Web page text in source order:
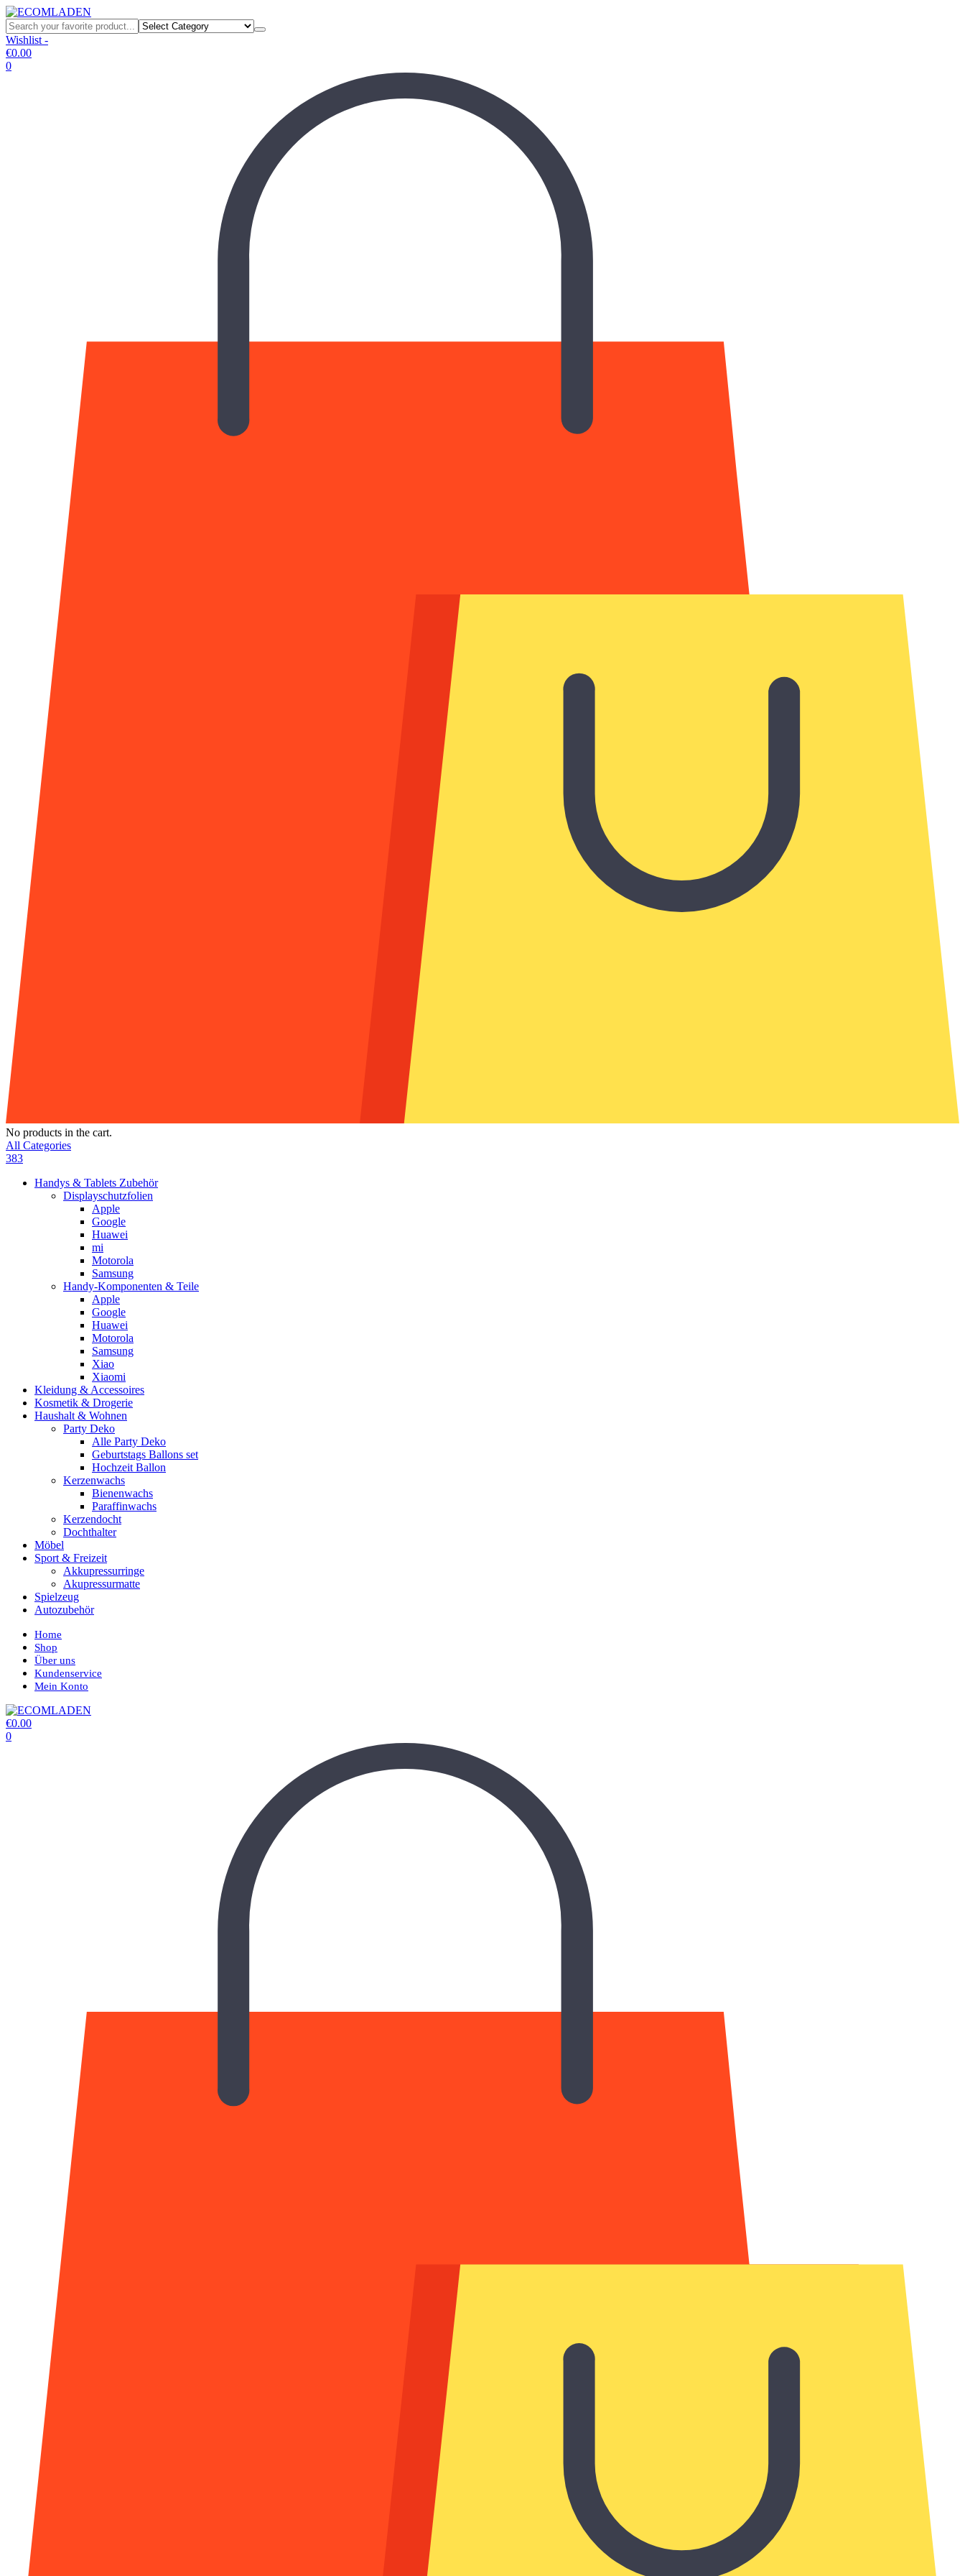
Wishlist -
€0.00
0
No products in the cart.
All Categories
383
Handys & Tablets Zubehör
Displayschutzfolien
Apple
Google
Huawei
mi
Motorola
Samsung
Handy-Komponenten & Teile
Apple
Google
Huawei
Motorola
Samsung
Xiao
Xiaomi
Kleidung & Accessoires
Kosmetik & Drogerie
Haushalt & Wohnen
Party Deko
Alle Party Deko
Geburtstags Ballons set
Hochzeit Ballon
Kerzenwachs
Bienenwachs
Paraffinwachs
Kerzendocht
Dochthalter
Möbel
Sport & Freizeit
Akkupressurringe
Akupressurmatte
Spielzeug
Autozubehör
Home
Shop
Über uns
Kundenservice
Mein Konto
€0.00
0